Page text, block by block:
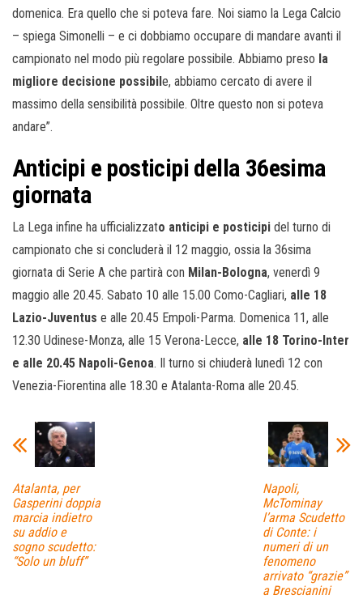
domenica. Era quello che si poteva fare. Noi siamo la Lega Calcio
– spiega Simonelli – e ci dobbiamo occupare di mandare avanti il
campionato nel modo più regolare possibile. Abbiamo preso la
migliore decisione possibile, abbiamo cercato di avere il
massimo della sensibilità possibile. Oltre questo non si poteva
andare”.
Anticipi e posticipi della 36esima
giornata
La Lega infine ha ufficializzato anticipi e posticipi del turno di
campionato che si concluderà il 12 maggio, ossia la 36sima
giornata di Serie A che partirà con Milan-Bologna, venerdì 9
maggio alle 20.45. Sabato 10 alle 15.00 Como-Cagliari, alle 18
Lazio-Juventus e alle 20.45 Empoli-Parma. Domenica 11, alle
12.30 Udinese-Monza, alle 15 Verona-Lecce, alle 18 Torino-Inter
e alle 20.45 Napoli-Genoa. Il turno si chiuderà lunedì 12 con
Venezia-Fiorentina alle 18.30 e Atalanta-Roma alle 20.45.
Atalanta, per
Gasperini doppia
marcia indietro
su addio e
sogno scudetto:
“Solo un bluff”
Napoli,
McTominay
l’arma Scudetto
di Conte: i
numeri di un
fenomeno
arrivato “grazie”
a Brescianini